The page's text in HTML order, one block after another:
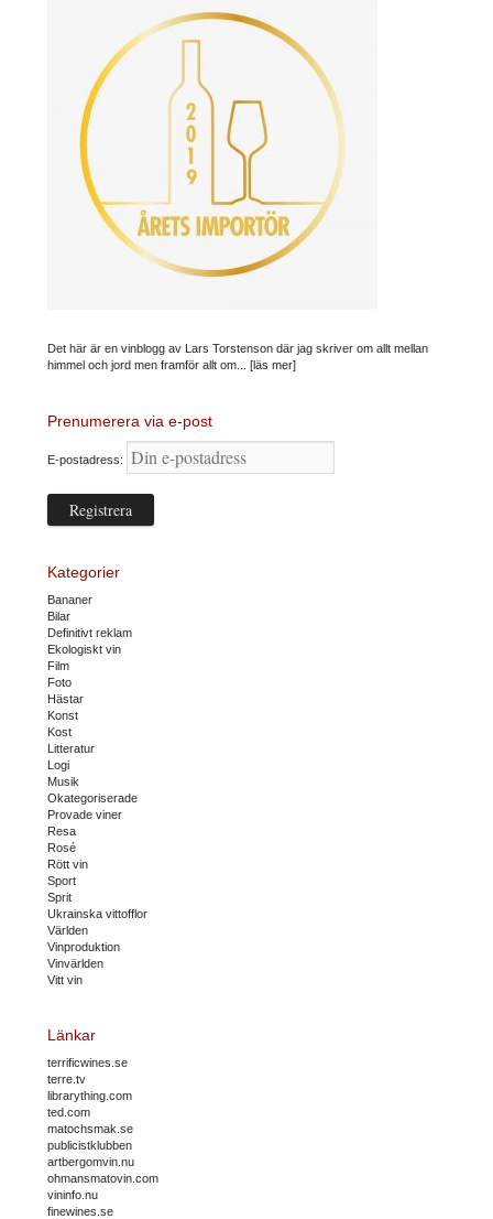
Det här är en vinblogg av Lars Torstenson där jag skriver om allt mellan
himmel och jord men framför allt om... [läs mer]
Prenumerera via e-post
E-postadress:
Kategorier
Bananer
Bilar
Definitivt reklam
Ekologiskt vin
Film
Foto
Hästar
Konst
Kost
Litteratur
Logi
Musik
Okategoriserade
Provade viner
Resa
Rosé
Rött vin
Sport
Sprit
Ukrainska vittofflor
Världen
Vinproduktion
Vinvärlden
Vitt vin
Länkar
terrificwines.se
terre.tv
librarything.com
ted.com
matochsmak.se
publicistklubben
artbergomvin.nu
ohmansmatovin.com
vininfo.nu
finewines.se